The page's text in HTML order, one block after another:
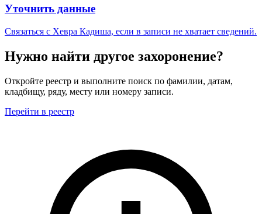
Уточнить данные
Связаться с Хевра Кадиша, если в записи не хватает сведений.
Нужно найти другое захоронение?
Откройте реестр и выполните поиск по фамилии, датам,
кладбищу, ряду, месту или номеру записи.
Перейти в реестр